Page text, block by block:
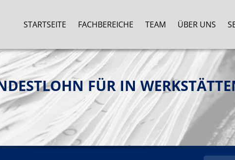
STARTSEITE FACHBEREICHE TEAM ÜBER UNS
FÜR IN